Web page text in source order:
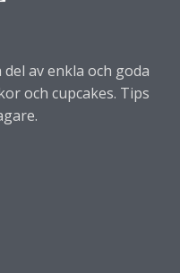
av enkla och goda
och cupcakes. Tips